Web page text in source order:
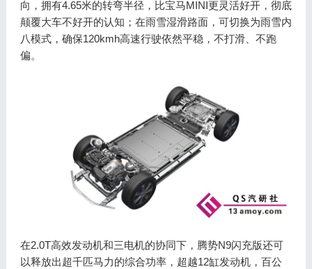
向，拥有4.65米的转弯半径，比宝马MINI更灵活好开，彻底
颠覆大车不好开的认知；在雨雪湿滑路面，可切换为雨雪内
八模式，确保120kmh高速行驶依然平稳，不打滑、不跑
偏。
在2.0T高效发动机和三电机的协同下，腾势N9闪充版还可
以释放出超千匹马力的综合功率，超越12缸发动机，百公